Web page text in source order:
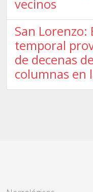
vecinos
San Lorenzo:
temporal
de decenas
columnas en